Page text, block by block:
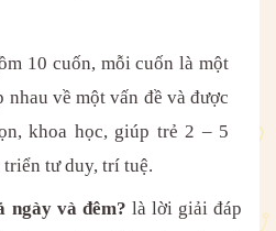
10 cuốn, mỗi cuốn là một
về một vấn đề và được
khoa học, giúp trẻ 2 – 5
tư duy, trí tuệ.
ngày và đêm? là lời giải đáp